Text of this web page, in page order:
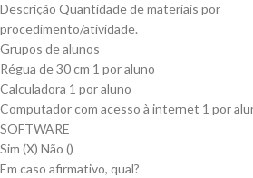
Descrição Quantidade de materiais por
procedimento/atividade.
Grupos de alunos
Régua de 30 cm 1 por aluno
Calculadora 1 por aluno
Computador com acesso à internet 1 por
SOFTWARE
Sim (X) Não ()
Em caso afirmativo, qual?